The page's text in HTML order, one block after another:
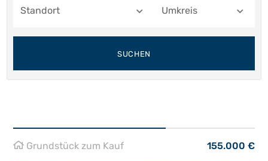
Standort Umkreis
SUCHEN
Grundstück zum Kauf 155.000 €